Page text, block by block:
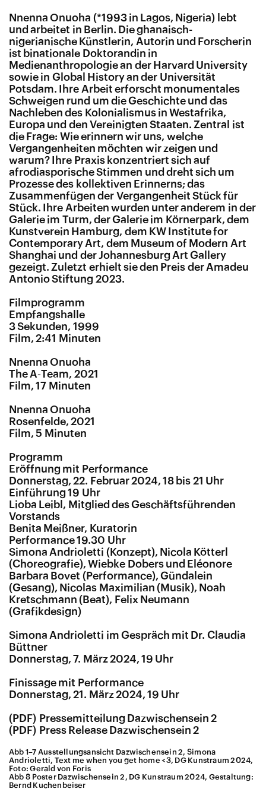
Nnenna Onuoha (*1993 in Lagos, Nigeria) lebt
und arbeitet in Berlin. Die ghanaisch-
nigerianische Künstlerin, Autorin und Forscherin
ist binationale Doktorandin in
Medienanthropologie an der Harvard University
sowie in Global History an der Universität
Potsdam. Ihre Arbeit erforscht monumentales
Schweigen rund um die Geschichte und das
Nachleben des Kolonialismus in Westafrika,
Europa und den Vereinigten Staaten. Zentral ist
die Frage: Wie erinnern wir uns, welche
Vergangenheiten möchten wir zeigen und
warum? Ihre Praxis konzentriert sich auf
afrodiasporische Stimmen und dreht sich um
Prozesse des kollektiven Erinnerns; das
Zusammenfügen der Vergangenheit Stück für
Stück. Ihre Arbeiten wurden unter anderem in der
Galerie im Turm, der Galerie im Körnerpark, dem
Kunstverein Hamburg, dem KW Institute for
Contemporary Art, dem Museum of Modern Art
Shanghai und der Johannesburg Art Gallery
gezeigt. Zuletzt erhielt sie den Preis der Amadeu
Antonio Stiftung 2023.
Filmprogramm
Empfangshalle
3 Sekunden, 1999
Film, 2:41 Minuten
Nnenna Onuoha
The A‑Team, 2021
Film, 17 Minuten
Nnenna Onuoha
Rosenfelde, 2021
Film, 5 Minuten
Programm
Eröffnung mit Performance
Donnerstag, 22. Februar 2024, 18 bis 21 Uhr
Einführung 19 Uhr
Lioba Leibl, Mitglied des Geschäftsführenden
Vorstands
Benita Meißner, Kuratorin
Performance 19.30 Uhr
Simona Andrioletti (Konzept), Nicola Kötterl
(Choreografie), Wiebke Dobers und Eléonore
Barbara Bovet (Performance), Gündalein
(Gesang), Nicolas Maximilian (Musik), Noah
Kretschmann (Beat), Felix Neumann
(Grafikdesign)
Simona Andrioletti im Gespräch mit Dr. Claudia
Büttner
Donnerstag, 7. März 2024, 19 Uhr
Finissage mit Performance
Donnerstag, 21. März 2024, 19 Uhr
Pressemitteilung Dazwischensein 2
Press Release Dazwischensein 2
Abb 1–7 Ausstellungsansicht Dazwischensein 2, Simona
Andrioletti, Text me when you get home <3, DG Kunstraum 2024,
Foto: Gerald von Foris
Abb 8 Poster Dazwischensein 2, DG Kunstraum 2024, Gestaltung:
Bernd Kuchenbeiser